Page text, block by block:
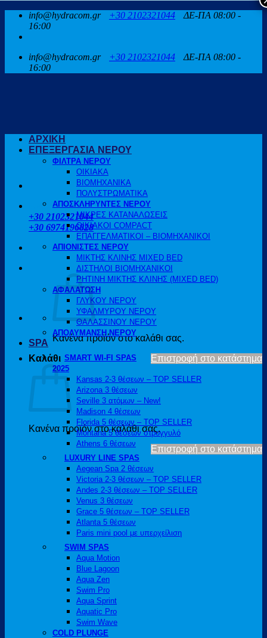
Μετάβαση
περιεχόμενο
info@hydracom.gr +30 2102321044
ΔΕ-ΠΑ 08:00 -
16:00
info@hydracom.gr +30 2102321044
ΔΕ-ΠΑ 08:00 -
16:00
ΚΑΛΕΣΤΕ ΜΑΣ
+30 2102321044
+30 6974196828
Κανένα προϊόν στο καλάθι σας.
Επιστροφή στο κατάστημα
Καλάθι
Κανένα προϊόν στο καλάθι σας.
Επιστροφή στο κατάστημα
ΑΡΧΙΚΗ
ΕΠΕΞΕΡΓΑΣΙΑ ΝΕΡΟΥ
ΦΙΛΤΡΑ ΝΕΡΟΥ
ΟΙΚΙΑΚΑ
ΒΙΟΜΗΧΑΝΙΚΑ
ΠΟΛΥΣΤΡΩΜΑΤΙΚΑ
ΑΠΟΣΚΛΗΡΥΝΤΕΣ ΝΕΡΟΥ
ΜΙΚΡΕΣ ΚΑΤΑΝΑΛΩΣΕΙΣ
ΟΙΚΙΑΚΟΙ COMPACT
ΕΠΑΓΓΕΛΜΑΤΙΚΟΙ – ΒΙΟΜΗΧΑΝΙΚΟΙ
ΑΠΙΟΝΙΣΤΕΣ ΝΕΡΟΥ
ΜΙΚΤΗΣ ΚΛΙΝΗΣ MIXED BED
ΔΙΣΤΗΛΟΙ ΒΙΟΜΗΧΑΝΙΚΟΙ
ΡΗΤΙΝΗ ΜΙΚΤΗΣ ΚΛΙΝΗΣ (MIXED BED)
ΑΦΑΛΑΤΩΣΗ
ΓΛΥΚΟΥ ΝΕΡΟΥ
ΥΦΑΛΜΥΡΟΥ ΝΕΡΟΥ
ΘΑΛΑΣΣΙΝΟΥ ΝΕΡΟΥ
ΑΠΟΛΥΜΑΝΣΗ ΝΕΡΟΥ
SPA
SMART WI-FI SPAS
2025
Kansas 2-3 θέσεων – TOP SELLER
Arizona 3 θέσεων
Seville 3 ατόμων – New!
Madison 4 θέσεων
Florida 5 θέσεων – TOP SELLER
Montana 5 θέσεων στρογγυλό
Athens 6 θέσεων
LUXURY LINE SPAS
Aegean Spa 2 θέσεων
Victoria 2-3 θέσεων – TOP SELLER
Andes 2-3 θέσεων – TOP SELLER
Venus 3 θέσεων
Grace 5 θέσεων – TOP SELLER
Atlanta 5 θέσεων
Paris mini pool με υπερχείλιση
SWIM SPAS
Aqua Motion
Blue Lagoon
Aqua Zen
Swim Pro
Aqua Sprint
Aquatic Pro
Swim Wave
COLD PLUNGE